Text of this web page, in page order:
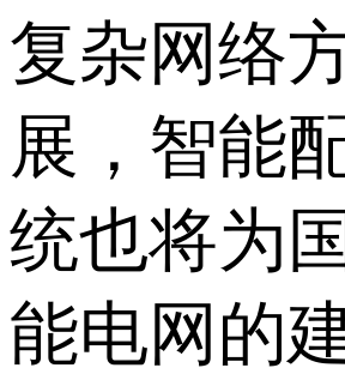
复杂网络
展，智能
统也将为
能电网的